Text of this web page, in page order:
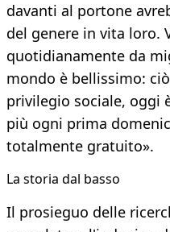
davanti al portone
del genere in vita loro.
quotidianamente da
mondo è bellissimo:
privilegio sociale, oggi
più ogni prima
totalmente gratuito».
La storia dal basso
Il prosieguo delle